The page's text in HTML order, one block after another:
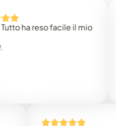
reso facile il mio